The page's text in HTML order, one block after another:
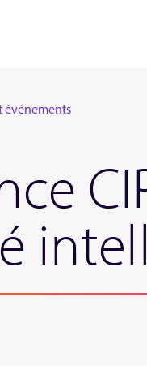
événements